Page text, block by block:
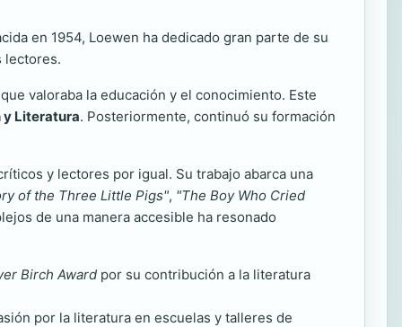
en 1954, Loewen ha dedicado gran parte de su
lectores.
valoraba la educación y el conocimiento. Este
y Literatura. Posteriormente, continuó su formación
y lectores por igual. Su trabajo abarca una
of the Three Little Pigs", "The Boy Who Cried
de una manera accesible ha resonado
Birch Award por su contribución a la literatura
por la literatura en escuelas y talleres de